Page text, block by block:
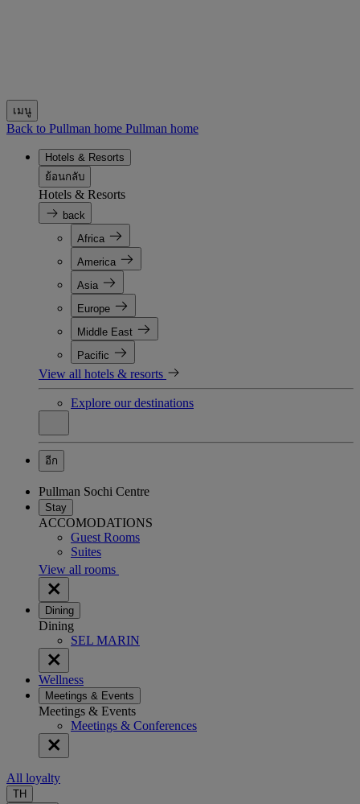
เมนู
Back to Pullman home Pullman home
Hotels & Resorts
ย้อนกลับ
Hotels & Resorts
back
Africa
America
Asia
Europe
Middle East
Pacific
View all hotels & resorts
Explore our destinations
อีก
Pullman Sochi Centre
Stay
ACCOMODATIONS
Guest Rooms
Suites
View all rooms
Dining
Dining
SEL MARIN
Wellness
Meetings & Events
Meetings & Events
Meetings & Conferences
All loyalty
TH